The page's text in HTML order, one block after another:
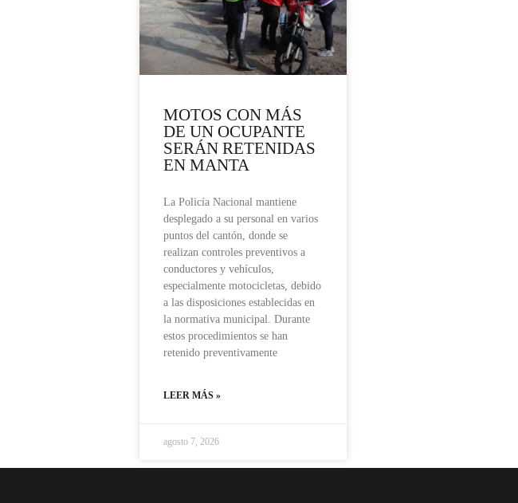
MOTOS CON MÁS
DE UN OCUPANTE
SERÁN RETENIDAS
EN MANTA
La Policía Nacional mantiene
desplegado a su personal en varios
puntos del cantón, donde se
realizan controles preventivos a
conductores y vehículos,
especialmente motocicletas, debido
a las disposiciones establecidas en
la normativa municipal. Durante
estos procedimientos se han
retenido preventivamente
LEER MÁS »
agosto 7, 2026